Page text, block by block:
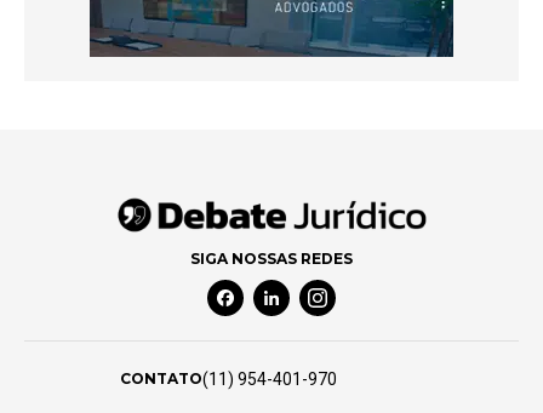
SIGA NOSSAS REDES
Facebook Social Media
Linkedin Social Media
Instagram Social Media
CONTATO(11) 954-401-970